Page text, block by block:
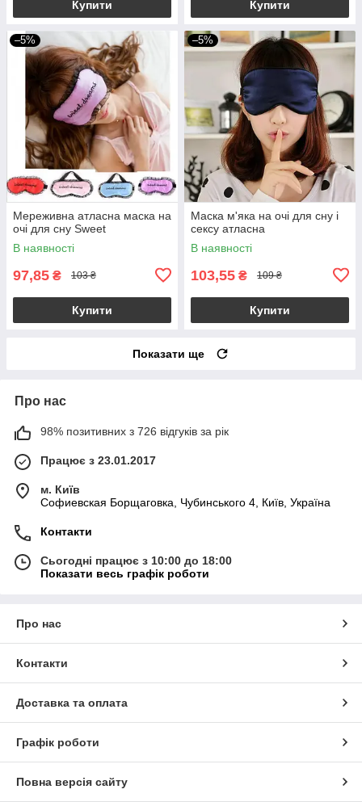
Купити Купити
–5%
Мереживна атласна маска на
очі для сну Sweet
В наявності
97,85 ₴ 103 ₴
Купити
–5%
Маска м'яка на очі для сну і
сексу атласна
В наявності
103,55 ₴ 109 ₴
Купити
Показати ще
Про нас
98% позитивних з 726 відгуків за рік
Працює з 23.01.2017
м. Київ
Софиевская Борщаговка, Чубинського 4, Київ, Україна
Контакти
Сьогодні працює з 10:00 до 18:00
Показати весь графік роботи
Про нас
Контакти
Доставка та оплата
Графік роботи
Повна версія сайту